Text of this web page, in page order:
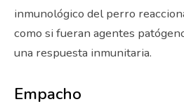
inmunológico del perro
como si fueran agentes
una respuesta inmunitaria.
Empacho